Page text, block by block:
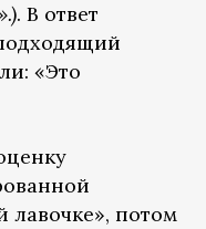
. В ответ
«Это
лавочке», потом